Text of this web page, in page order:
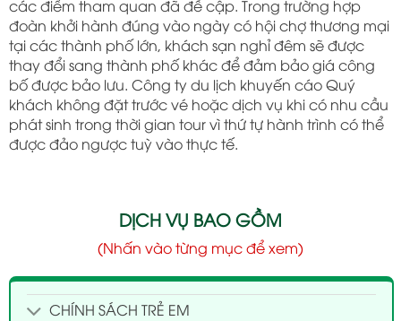
các điểm tham quan đã đề cập. Trong trường hợp
đoàn khởi hành đúng vào ngày có hội chợ thương mại
tại các thành phố lớn, khách sạn nghỉ đêm sẽ được
thay đổi sang thành phố khác để đảm bảo giá công
bố được bảo lưu. Công ty du lịch khuyến cáo Quý
khách không đặt trước vé hoặc dịch vụ khi có nhu cầu
phát sinh trong thời gian tour vì thứ tự hành trình có thể
được đảo ngược tuỳ vào thực tế.
DỊCH VỤ BAO GỒM
(Nhấn vào từng mục để xem)
CHÍNH SÁCH TRẺ EM